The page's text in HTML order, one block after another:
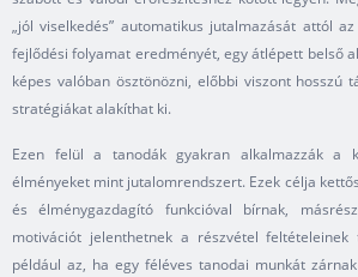
„jól viselkedés” automatikus jutalmazását attól
fejlődési folyamat eredményét, egy átlépett belső
képes valóban ösztönözni, előbbi viszont hosszú
stratégiákat alakíthat ki.
Ezen felül a tanodák gyakran alkalmazzák a
élményeket mint jutalomrendszert. Ezek célja
és élménygazdagító funkcióval bírnak,
motivációt jelenthetnek a részvétel
például az, ha egy féléves tanodai munkát